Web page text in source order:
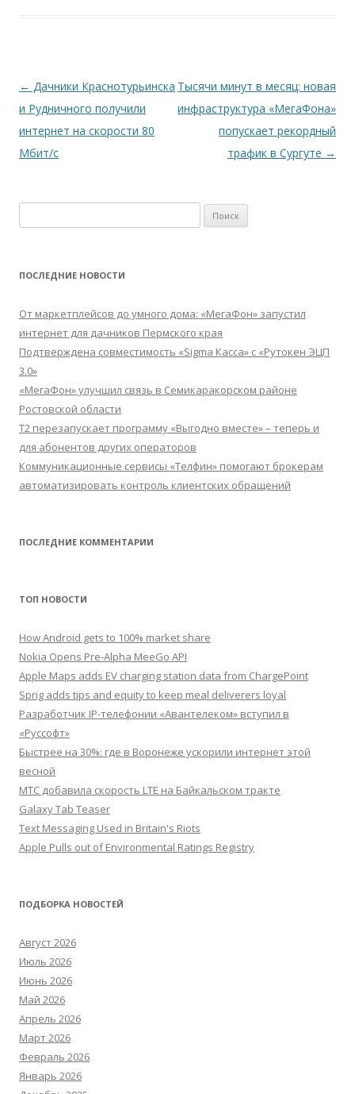
Навигация
по
записям
← Дачники Краснотурьинска
и Рудничного получили
интернет на скорости 80
Мбит/с
Тысячи минут в месяц: новая
инфраструктура «МегаФона»
попускает рекордный
трафик в Сургуте →
ПОСЛЕДНИЕ НОВОСТИ
От маркетплейсов до умного дома: «МегаФон» запустил
интернет для дачников Пермского края
Подтверждена совместимость «Sigma Касса» с «Рутокен ЭЦП
3.0»
«МегаФон» улучшил связь в Семикаракорском районе
Ростовской области
Т2 перезапускает программу «Выгодно вместе» – теперь и
для абонентов других операторов
Коммуникационные сервисы «Телфин» помогают брокерам
автоматизировать контроль клиентских обращений
ПОСЛЕДНИЕ КОММЕНТАРИИ
ТОП НОВОСТИ
How Android gets to 100% market share
Nokia Opens Pre-Alpha MeeGo API
Apple Maps adds EV charging station data from ChargePoint
Sprig adds tips and equity to keep meal deliverers loyal
Разработчик IP-телефонии «Авантелеком» вступил в
«Руссофт»
Быстрее на 30%: где в Воронеже ускорили интернет этой
весной
МТС добавила скорость LTE на Байкальском тракте
Galaxy Tab Teaser
Text Messaging Used in Britain's Riots
Apple Pulls out of Environmental Ratings Registry
ПОДБОРКА НОВОСТЕЙ
Август 2026
Июль 2026
Июнь 2026
Май 2026
Апрель 2026
Март 2026
Февраль 2026
Январь 2026